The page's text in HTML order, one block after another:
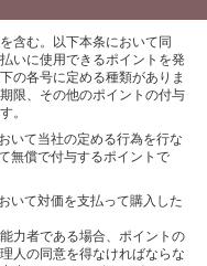
含む。以下本条において同
いに使用できるポイントを発
の各号に定める種類がありま
限、その他のポイントの付与
。
いて当社の定める行為を行な
無償で付与するポイントで
いて対価を支払って購入した
力者である場合、ポイントの
人の同意を得なければならな